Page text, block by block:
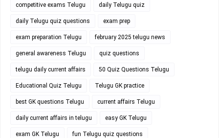
competitive exams Telugu daily Telugu quiz
daily Telugu quiz questions exam prep
exam preparation Telugu february 2025 telugu news
general awareness Telugu quiz questions
telugu daily current affairs 50 Quiz Questions Telugu
Educational Quiz Telugu Telugu GK practice
best GK questions Telugu current affairs Telugu
daily current affairs in telugu easy GK Telugu
exam GK Telugu fun Telugu quiz questions